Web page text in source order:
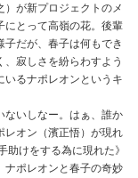
が新プロジェクトのメ
にとって高嶺の花。後輩
だが、春子は何もでき
寂しさを紛らわすよう
いるナポレオンというキ
ないしなー。はぁ、誰か
レオン（濱正悟）が現れ
けをする為に現れた》
ポレオンと春子の奇妙